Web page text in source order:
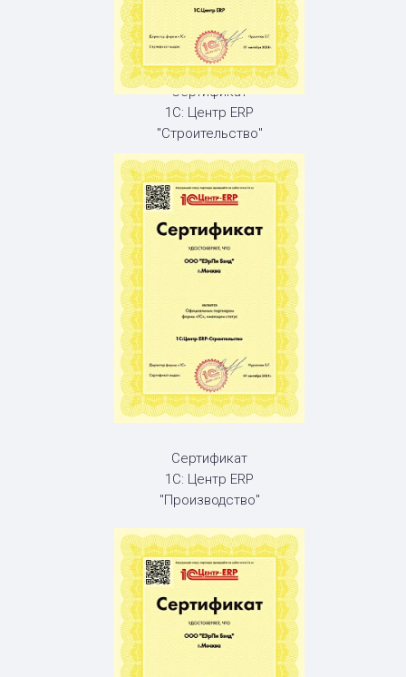
Сертификат
1С: Центр ERP
"Производство"
Сертификат
1С: Центр ERP
"Строительство"